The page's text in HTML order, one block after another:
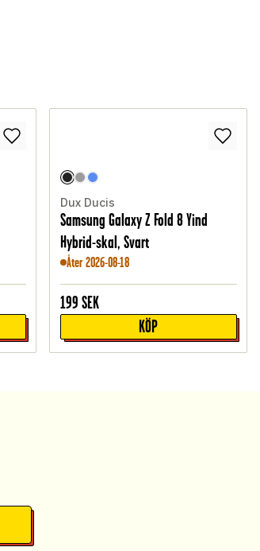
Dux Ducis
Samsung Galaxy Z Fold 8 Yind
Hybrid-skal, Svart
Åter 2026-08-18
199 SEK
KÖP